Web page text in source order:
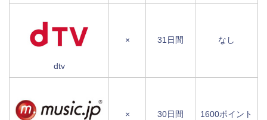
dtv
× 31日間 なし
× 30日間 1600ポイント